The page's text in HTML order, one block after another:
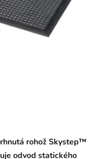
rohož Skystep™
odvod statického